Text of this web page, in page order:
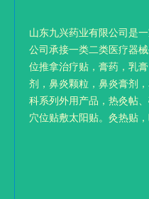
山东九兴药业有限公司是
公司承接一类二类医疗器
位推拿治疗贴，膏药，乳
剂，鼻炎颗粒，鼻炎膏剂
科系列外用产品，热灸帖
穴位贴敷太阳贴。灸热贴